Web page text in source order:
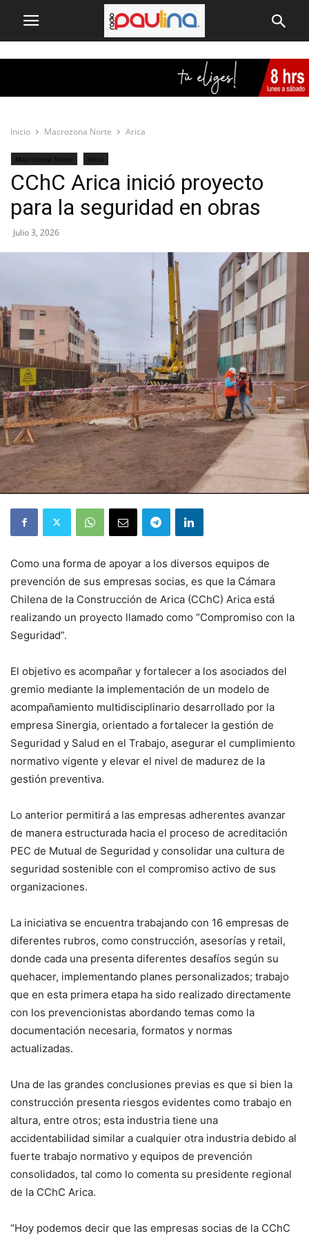
Inicio Macrozona Norte Arica
Macrozona Norte Arica
CChC Arica inició proyecto
para la seguridad en obras
Julio 3, 2026
Como una forma de apoyar a los diversos equipos de
prevención de sus empresas socias, es que la Cámara
Chilena de la Construcción de Arica (CChC) Arica está
realizando un proyecto llamado como “Compromiso con la
Seguridad”.
El objetivo es acompañar y fortalecer a los asociados del
gremio mediante la implementación de un modelo de
acompañamiento multidisciplinario desarrollado por la
empresa Sinergia, orientado a fortalecer la gestión de
Seguridad y Salud en el Trabajo, asegurar el cumplimiento
normativo vigente y elevar el nivel de madurez de la
gestión preventiva.
Lo anterior permitirá a las empresas adherentes avanzar
de manera estructurada hacia el proceso de acreditación
PEC de Mutual de Seguridad y consolidar una cultura de
seguridad sostenible con el compromiso activo de sus
organizaciones.
La iniciativa se encuentra trabajando con 16 empresas de
diferentes rubros, como construcción, asesorías y retail,
donde cada una presenta diferentes desafíos según su
quehacer, implementando planes personalizados; trabajo
que en esta primera etapa ha sido realizado directamente
con los prevencionistas abordando temas como la
documentación necesaria, formatos y normas
actualizadas.
Una de las grandes conclusiones previas es que si bien la
construcción presenta riesgos evidentes como trabajo en
altura, entre otros; esta industria tiene una
accidentabilidad similar a cualquier otra industria debido al
fuerte trabajo normativo y equipos de prevención
consolidados, tal como lo comenta su presidente regional
de la CChC Arica.
“Hoy podemos decir que las empresas socias de la CChC